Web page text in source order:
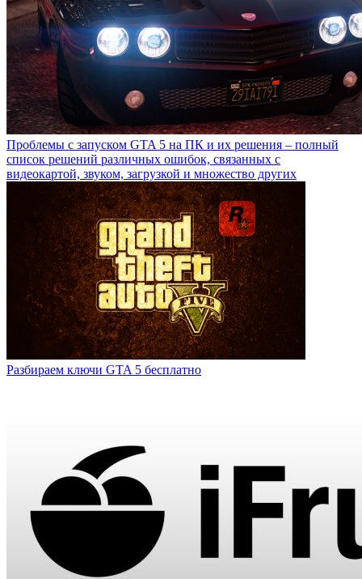
Проблемы с запуском GTA 5 на ПК и их решения – полный
список решений различных ошибок, связанных с
видеокартой, звуком, загрузкой и множество других
Разбираем ключи GTA 5 бесплатно